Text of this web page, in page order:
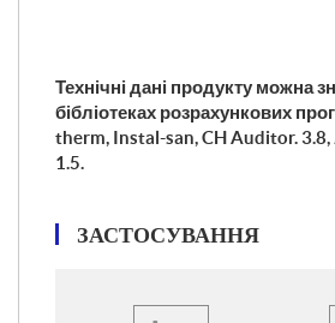
Технічні дані продукту можна
бібліотеках розрахункових
therm, Instal-san, CH Auditor. 3.8,
1.5.
ЗАСТОСУВАННЯ